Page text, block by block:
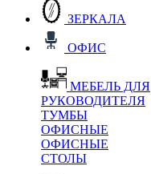
ЗЕРКАЛА
ОФИС
МЕБЕЛЬ ДЛЯ
РУКОВОДИТЕЛЯ
ТУМБЫ
ОФИСНЫЕ
ОФИСНЫЕ
СТОЛЫ